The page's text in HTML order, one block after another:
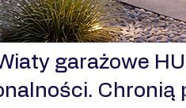
garażowe
Chronią